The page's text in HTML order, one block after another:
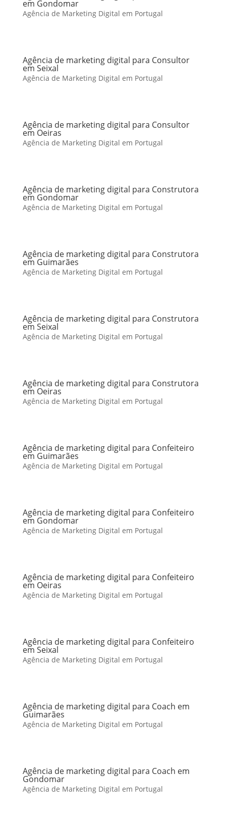
em Gondomar
Agência de Marketing Digital em Portugal
Agência de marketing digital para Consultor
em Seixal
Agência de Marketing Digital em Portugal
Agência de marketing digital para Consultor
em Oeiras
Agência de Marketing Digital em Portugal
Agência de marketing digital para Construtora
em Gondomar
Agência de Marketing Digital em Portugal
Agência de marketing digital para Construtora
em Guimarães
Agência de Marketing Digital em Portugal
Agência de marketing digital para Construtora
em Seixal
Agência de Marketing Digital em Portugal
Agência de marketing digital para Construtora
em Oeiras
Agência de Marketing Digital em Portugal
Agência de marketing digital para Confeiteiro
em Guimarães
Agência de Marketing Digital em Portugal
Agência de marketing digital para Confeiteiro
em Gondomar
Agência de Marketing Digital em Portugal
Agência de marketing digital para Confeiteiro
em Oeiras
Agência de Marketing Digital em Portugal
Agência de marketing digital para Confeiteiro
em Seixal
Agência de Marketing Digital em Portugal
Agência de marketing digital para Coach em
Guimarães
Agência de Marketing Digital em Portugal
Agência de marketing digital para Coach em
Gondomar
Agência de Marketing Digital em Portugal